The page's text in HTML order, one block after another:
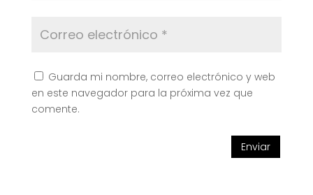
Guarda mi nombre, correo electrónico y web
en este navegador para la próxima vez que
comente.
Enviar